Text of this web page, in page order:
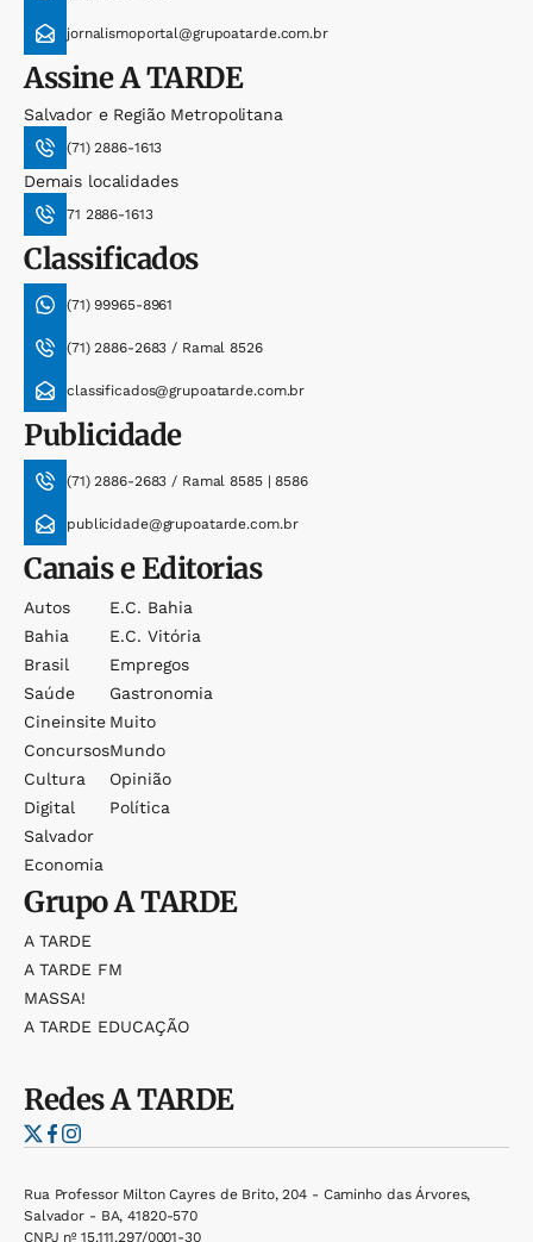
jornalismoportal@grupoatarde.com.br
AssineA TARDE
Salvador e Região Metropolitana
(71) 2886-1613
Demais localidades
71 2886-1613
Classificados
(71) 99965-8961
(71) 2886-2683 / Ramal 8526
classificados@grupoatarde.com.br
Publicidade
(71) 2886-2683 / Ramal 8585 | 8586
publicidade@grupoatarde.com.br
Canais e Editorias
Autos
Bahia
Brasil
Saúde
Cineinsite
Concursos
Cultura
Digital
Salvador
Economia
E.c. Bahia
E.c. Vitória
Empregos
Gastronomia
Muito
Mundo
Opinião
Política
GrupoA TARDE
A TARDE
A TARDE FM
MASSA!
A TARDE EDUCAÇÃO
RedesA TARDE
Rua Professor Milton Cayres de Brito, 204 - Caminho das Árvores,
Salvador - BA, 41820-570
CNPJ nº 15.111.297/0001-30